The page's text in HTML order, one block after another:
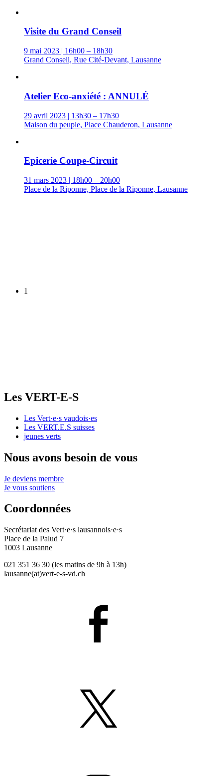
Visite du Grand Conseil
9 mai 2023 | 16h00 – 18h30
Grand Conseil, Rue Cité-Devant, Lausanne
Atelier Eco-anxiété : ANNULÉ
29 avril 2023 | 13h30 – 17h30
Maison du peuple, Place Chauderon, Lausanne
Epicerie Coupe-Circuit
31 mars 2023 | 18h00 – 20h00
Place de la Riponne, Place de la Riponne, Lausanne
1
Les VERT-E-S
Les Vert·e·s vaudois·es
Les VERT.E.S suisses
jeunes verts
Nous avons besoin de vous
Je deviens membre
Je vous soutiens
Coordonnées
Secrétariat des Vert·e·s lausannois·e·s
Place de la Palud 7
1003 Lausanne
021 351 36 30 (les matins de 9h à 13h)
lausanne(at)vert-e-s-vd.ch